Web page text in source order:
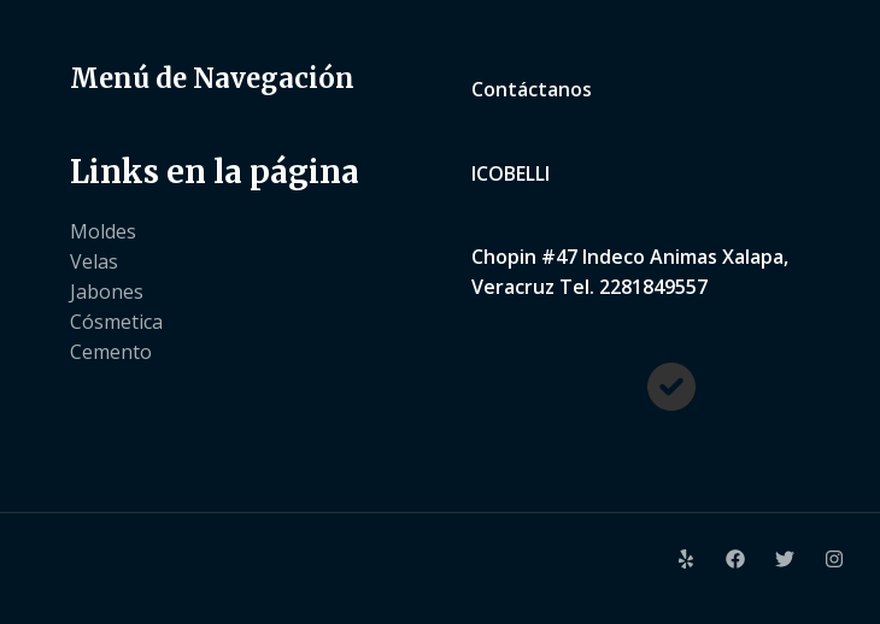
Menú de Navegación
Links en la página
Moldes
Velas
Jabones
Cósmetica
Cemento
Contáctanos
ICOBELLI
Chopin #47 Indeco Animas Xalapa,
Veracruz Tel. 2281849557